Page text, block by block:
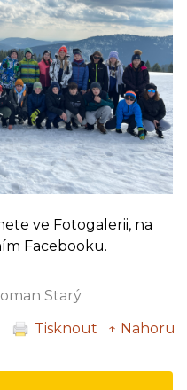
ve Fotogalerii, na
Facebooku.
Starý
Tisknout
↑ Nahoru